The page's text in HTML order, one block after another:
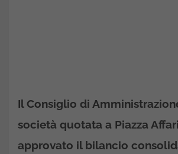
Il Consiglio di
società quotata a Piazza
approvato il bilancio